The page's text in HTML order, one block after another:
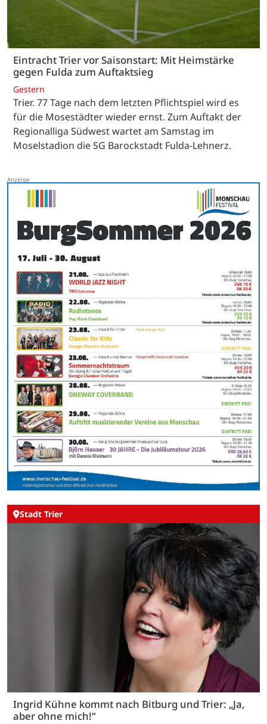
Eintracht Trier vor Saisonstart: Mit Heimstärke
gegen Fulda zum Auftaktsieg
Gestern
Trier. 77 Tage nach dem letzten Pflichtspiel wird es
für die Mosestädter wieder ernst. Zum Auftakt der
Regionalliga Südwest wartet am Samstag im
Moselstadion die SG Barockstadt Fulda-Lehnerz.
Stadt Trier
Ingrid Kühne kommt nach Bitburg und Trier: „Ja,
aber ohne mich!“